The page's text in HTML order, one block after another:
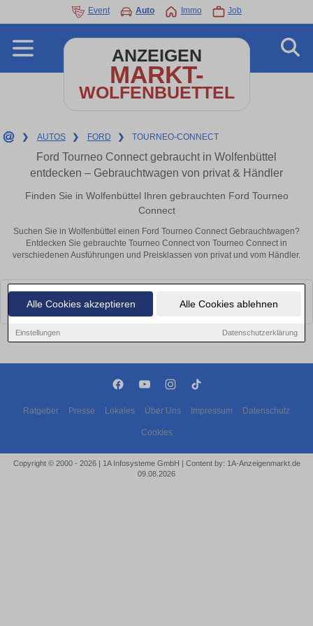
Alle Cookies akzeptieren Alle Cookies ablehnen
Einstellungen Datenschutzerklärung
Event Auto Immo Job
ANZEIGEN
MARKT-
WOLFENBUETTEL
❯ AUTOS ❯ FORD ❯ TOURNEO-CONNECT
Ford Tourneo Connect gebraucht in Wolfenbüttel
entdecken – Gebrauchtwagen von privat & Händler
Finden Sie in Wolfenbüttel Ihren gebrauchten Ford Tourneo
Connect
Suchen Sie in Wolfenbüttel einen Ford Tourneo Connect Gebrauchtwagen?
Entdecken Sie gebrauchte Tourneo Connect von Tourneo Connect in
verschiedenen Ausführungen und Preisklassen von privat und vom Händler.
Leider konnten wir derzeit keine passenden Autos finden. Schauen Sie
bald wieder vorbei!
Ratgeber Presse Lokales Über Uns Impressum Datenschutz
Cookies
Copyright © 2000 - 2026 | 1A Infosysteme GmbH | Content by: 1A-Anzeigenmarkt.de
09.08.2026